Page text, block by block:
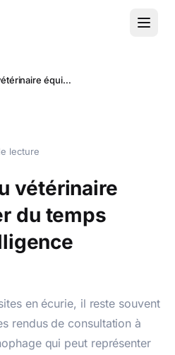
Compte rendu vétérinaire équin : gagner du temps grâce à l'intelligence artificielle
lecture
vétérinaire
du temps
en écurie, il reste souvent
rendus de consultation à
qui peut représenter